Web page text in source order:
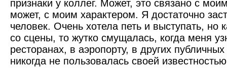
признаки у коллег. Может, это связано с
может, с моим характером. Я достаточно
человек. Очень хотела петь и выступать, но
со сцены, то жутко смущалась, когда меня
ресторанах, в аэропорту, в других
никогда не пользовалась своей